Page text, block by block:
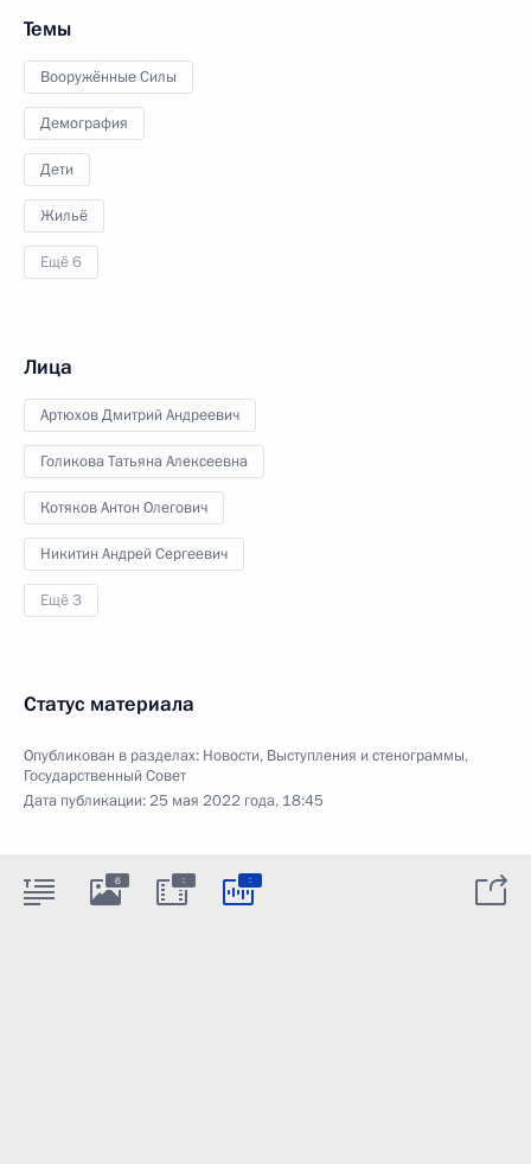
Темы
Вооружённые Силы
Демография
Дети
Жильё
Ещё 6
Лица
Артюхов Дмитрий Андреевич
Голикова Татьяна Алексеевна
Котяков Антон Олегович
Никитин Андрей Сергеевич
Ещё 3
Статус материала
Опубликован в разделах: Новости, Выступления и стенограммы,
Государственный Совет
Дата публикации:25 мая 2022 года, 18:45
6 : :